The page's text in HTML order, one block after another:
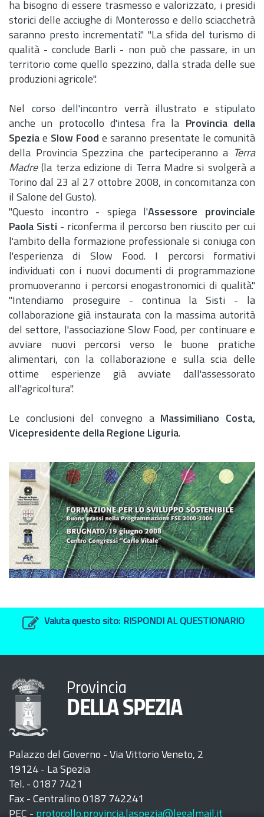
ha bisogno di essere trasmesso e valorizzato, i presidi
storici delle acciughe di Monterosso e dello sciacchetrà
saranno presto incrementati." "La sfida del turismo di
qualità - conclude Barli - non può che passare, in un
territorio come quello spezzino, dalla strada delle sue
produzioni agricole".
Nel corso dell'incontro verrà illustrato e stipulato
anche un protocollo d'intesa fra la Provincia della
Spezia e Slow Food e saranno presentate le comunità
della Provincia Spezzina che parteciperanno a
Terra
Madre(la terza edizione di Terra Madre si svolgerà a
Torino dal 23 al 27 ottobre 2008, in concomitanza con
il Salone del Gusto).
"Questo incontro - spiega l'Assessore provinciale
Paola Sisti - riconferma il percorso ben riuscito per cui
l'ambito della formazione professionale si coniuga con
l'esperienza di Slow Food. I percorsi formativi
individuati con i nuovi documenti di programmazione
promuoveranno i percorsi enogastronomici di qualità."
"Intendiamo proseguire - continua la Sisti - la
collaborazione già instaurata con la massima autorità
del settore, l'associazione Slow Food, per continuare e
avviare nuovi percorsi verso le buone pratiche
alimentari, con la collaborazione e sulla scia delle
ottime esperienze già avviate dall'assessorato
all'agricoltura".
Le conclusioni del convegno a Massimiliano Costa,
Vicepresidente della Regione Liguria.
Valuta questo sito: RISPONDI AL QUESTIONARIO
Provincia
DELLA SPEZIA
Palazzo del Governo - Via Vittorio Veneto, 2
19124 - La Spezia
Tel. - 0187 7421
Fax - Centralino 0187 742241
PEC - protocollo.provincia.laspezia@legalmail.it